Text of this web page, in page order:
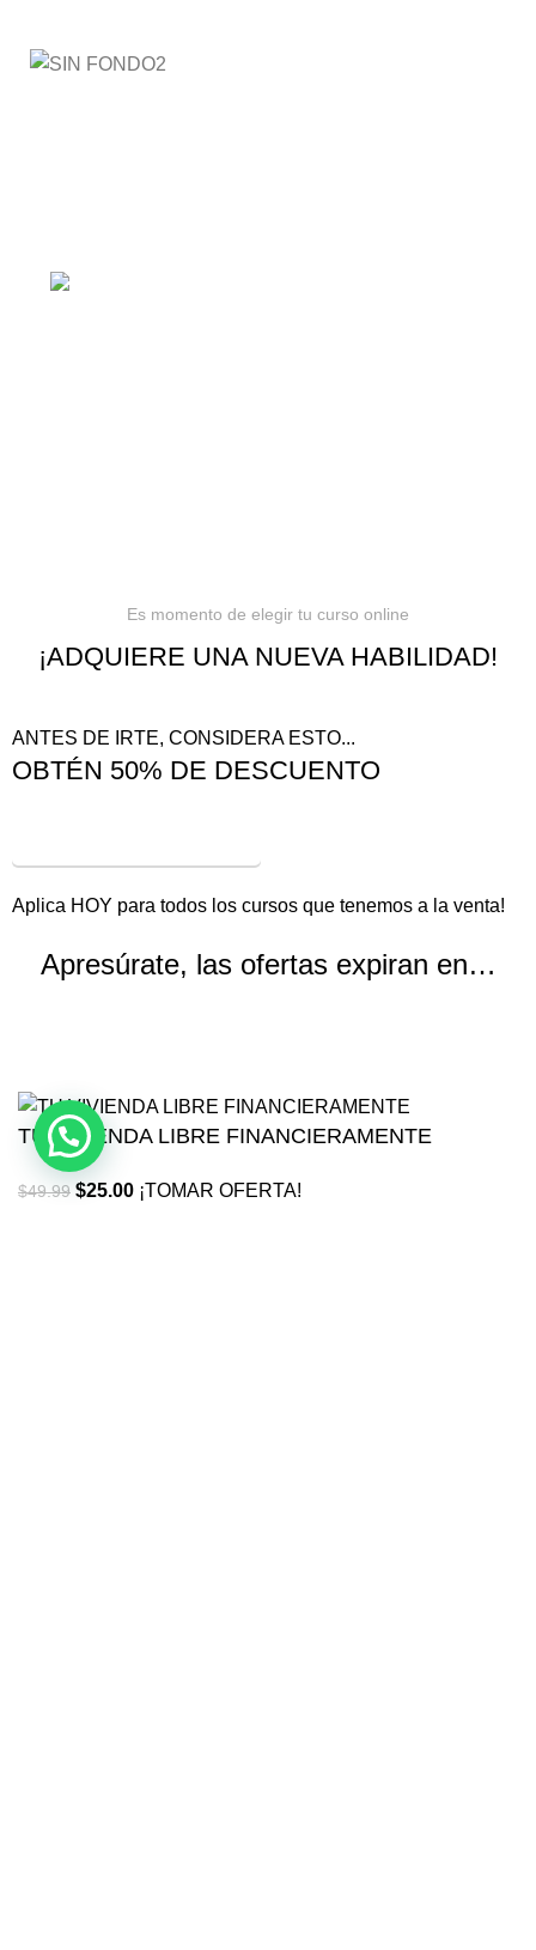
Es momento de elegir tu curso online
¡ADQUIERE UNA NUEVA HABILIDAD!
ANTES DE IRTE, CONSIDERA ESTO...
OBTÉN 50% DE DESCUENTO
Aplica HOY para todos los cursos que tenemos a la venta!
Apresúrate, las ofertas expiran en…
TU VIVIENDA LIBRE FINANCIERAMENTE
$49.99 $25.00 ¡TOMAR OFERTA!